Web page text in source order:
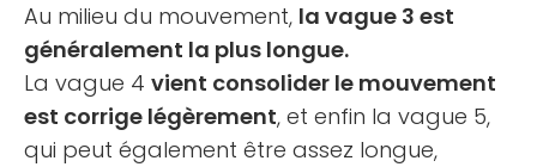
Au milieu du mouvement, la vague 3 est
généralement la plus longue.
La vague 4 vient consolider le mouvement
est corrige légèrement, et enfin la vague 5,
qui peut également être assez longue,